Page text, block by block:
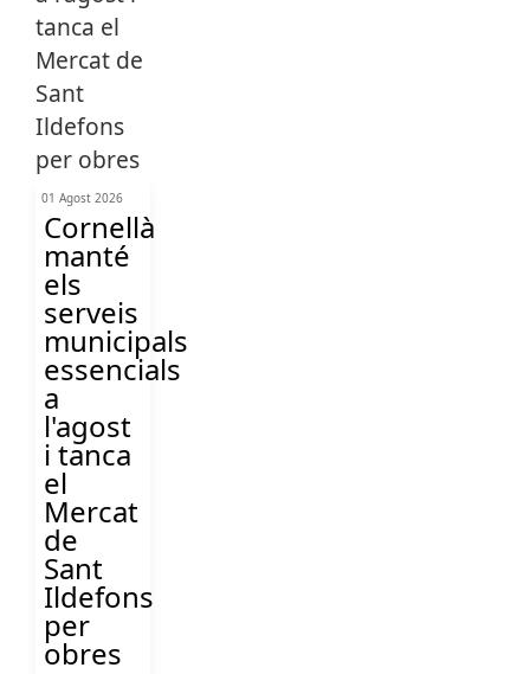
01 Agost 2026
Cornellà
manté
els
serveis
municipals
essencials
a
l'agost
i tanca
el
Mercat
de
Sant
Ildefons
per
obres